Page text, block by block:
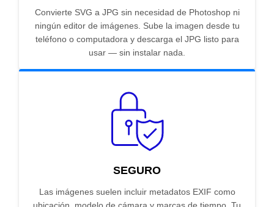
Convierte SVG a JPG sin necesidad de Photoshop ni
ningún editor de imágenes. Sube la imagen desde tu
teléfono o computadora y descarga el JPG listo para
usar — sin instalar nada.
SEGURO
Las imágenes suelen incluir metadatos EXIF como